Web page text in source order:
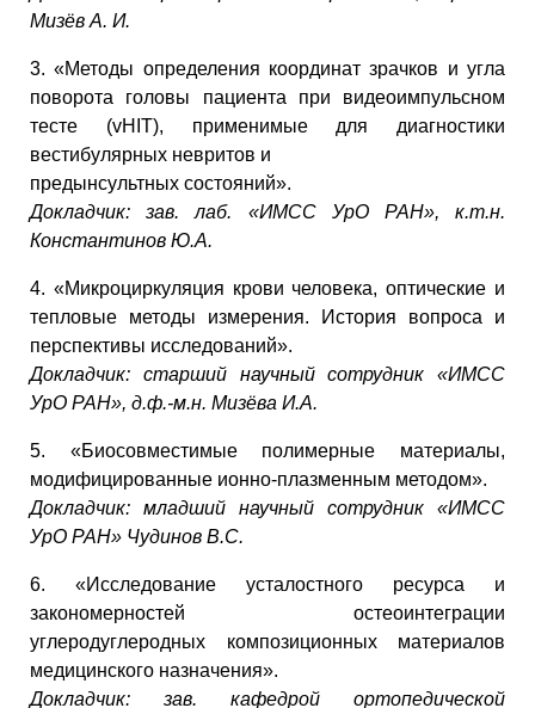
Мизёв А. И.
3. «Методы определения координат зрачков и угла
поворота головы пациента при видеоимпульсном
тесте (vHIT), применимые для диагностики
вестибулярных невритов и
предынсультных состояний».
Докладчик: зав. лаб. «ИМСС УрО РАН», к.т.н.
Константинов Ю.А.
4. «Микроциркуляция крови человека, оптические и
тепловые методы измерения. История вопроса и
перспективы исследований».
Докладчик: старший научный сотрудник «ИМСС
УрО РАН», д.ф.-м.н. Мизёва И.А.
5. «Биосовместимые полимерные материалы,
модифицированные ионно-плазменным методом».
Докладчик: младший научный сотрудник «ИМСС
УрО РАН» Чудинов В.С.
6. «Исследование усталостного ресурса и
закономерностей остеоинтеграции
углеродуглеродных композиционных материалов
медицинского назначения».
Докладчик: зав. кафедрой ортопедической